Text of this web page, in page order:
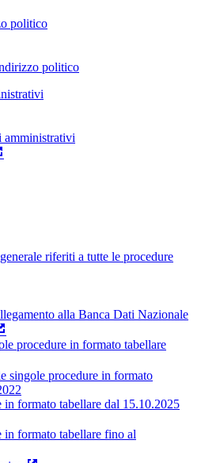
politico
politico
amministrativi
riferiti a tutte le procedure
alla Banca Dati Nazionale
procedure in formato tabellare
singole procedure in formato
formato tabellare dal 15.10.2025
in formato tabellare fino al